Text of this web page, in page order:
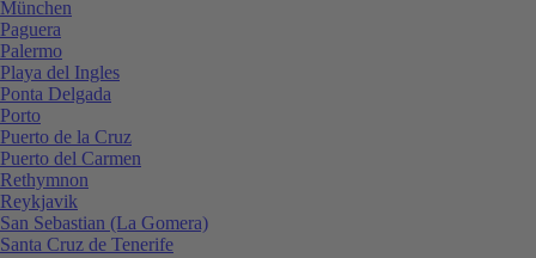
München
Paguera
Palermo
Playa del Ingles
Ponta Delgada
Porto
Puerto de la Cruz
Puerto del Carmen
Rethymnon
Reykjavik
San Sebastian (La Gomera)
Santa Cruz de Tenerife